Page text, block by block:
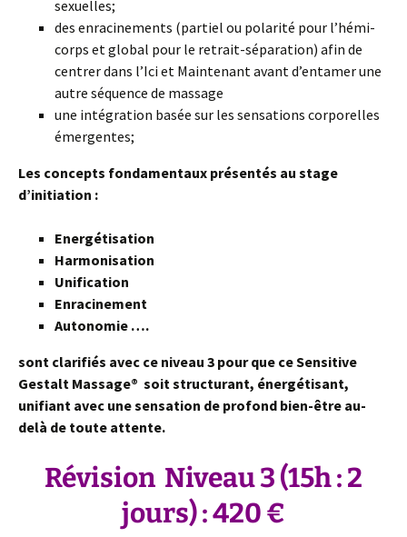
sexuelles;
des enracinements (partiel ou polarité pour l’hémi-
corps et global pour le retrait-séparation) afin de
centrer dans l’Ici et Maintenant avant d’entamer une
autre séquence de massage
une intégration basée sur les sensations corporelles
émergentes;
Les concepts fondamentaux présentés au stage
d’initiation :
Energétisation
Harmonisation
Unification
Enracinement
Autonomie ….
sont clarifiés avec ce niveau 3 pour que ce Sensitive
Gestalt Massage® soit structurant, énergétisant,
unifiant avec une sensation de profond bien-être au-
delà de toute attente.
Révision Niveau 3 (15h : 2
jours) : 420 €